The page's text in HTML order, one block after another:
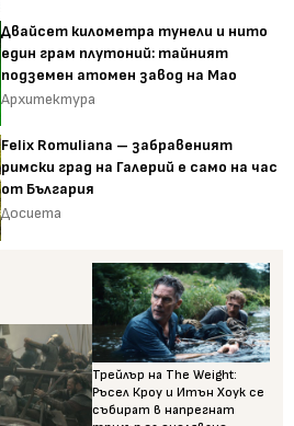
Двайсет километра тунели и нито
един грам плутоний: тайният
подземен атомен завод на Мао
Архитектура
Felix Romuliana – забравеният
римски град на Галерий е само на час
от България
Досиета
Трейлър на The Weight:
Ръсел Кроу и Итън Хоук се
събират в напрегнат